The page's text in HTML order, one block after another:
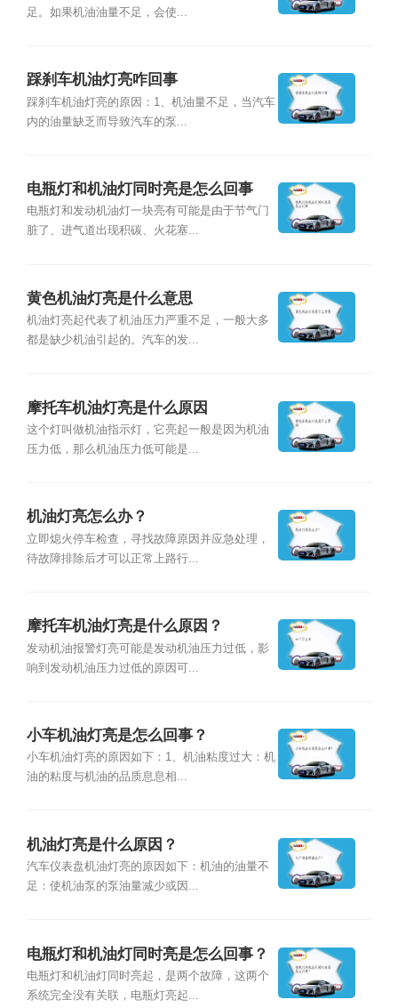
足。如果机油油量不足，会使...
踩刹车机油灯亮咋回事
踩刹车机油灯亮的原因：1、机油量不足，当汽车
内的油量缺乏而导致汽车的泵...
电瓶灯和机油灯同时亮是怎么回事
电瓶灯和发动机油灯一块亮有可能是由于节气门
脏了、进气道出现积碳、火花塞...
黄色机油灯亮是什么意思
机油灯亮起代表了机油压力严重不足，一般大多
都是缺少机油引起的。汽车的发...
摩托车机油灯亮是什么原因
这个灯叫做机油指示灯，它亮起一般是因为机油
压力低，那么机油压力低可能是...
机油灯亮怎么办？
立即熄火停车检查，寻找故障原因并应急处理，
待故障排除后才可以正常上路行...
摩托车机油灯亮是什么原因？
发动机油报警灯亮可能是发动机油压力过低，影
响到发动机油压力过低的原因可...
小车机油灯亮是怎么回事？
小车机油灯亮的原因如下：1、机油粘度过大：机
油的粘度与机油的品质息息相...
机油灯亮是什么原因？
汽车仪表盘机油灯亮的原因如下：机油的油量不
足：使机油泵的泵油量减少或因...
电瓶灯和机油灯同时亮是怎么回事？
电瓶灯和机油灯同时亮起，是两个故障，这两个
系统完全没有关联，电瓶灯亮起...